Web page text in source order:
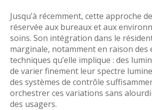
Jusqu’à récemment, cette approche
réservée aux bureaux et aux
soins. Son intégration dans le
marginale, notamment en raison des
techniques qu’elle implique : des
de varier finement leur spectre
des systèmes de contrôle
orchestrer ces variations sans
des usagers.